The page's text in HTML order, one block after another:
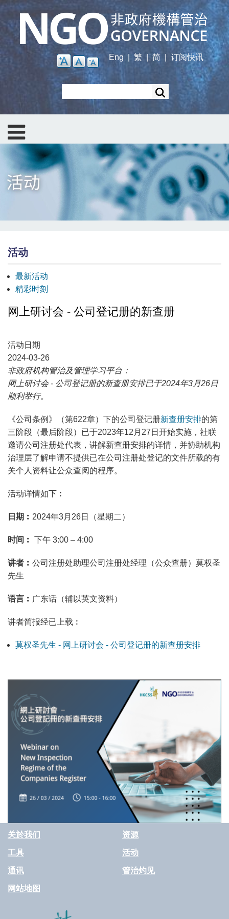
Skip
main
content
Eng
繁 | 简 订阅快讯
活动
最新活动
精彩时刻
网上研讨会 - 公司登记册的新查册
活动日期
2024-03-26
非政府机构管治及管理学习平台：
网上研讨会 - 公司登记册的新查册安排已于2024年3月26日
顺利举行。
《公司条例》（第622章）下的公司登记册新查册安排的第
三阶段（最后阶段）已于2023年12月27日开始实施，社联
邀请公司注册处代表，讲解新查册安排的详情，并协助机构
治理层了解申请不提供已在公司注册处登记的文件所载的有
关个人资料让公众查阅的程序。
活动详情如下︰
日期︰ 2024年3月26日（星期二）
时间︰ 下午 3:00 – 4:00
讲者︰ 公司注册处助理公司注册处经理（公众查册）莫权圣
先生
语言︰ 广东话（辅以英文资料）
讲者简报经已上载︰
莫权圣先生 - 网上研讨会 - 公司登记册的新查册安排
关於我们 资源
工具 活动
通讯 管治灼见
网站地图